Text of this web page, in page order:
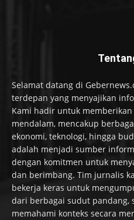
Selamat datang di
terdepan yang menyajikan
Kami hadir untuk
mendalam, mencakup
ekonomi, teknologi, hingga
adalah menjadi sumber
dengan komitmen untuk
dan berimbang. Tim jurnalis
bekerja keras untuk
dari berbagai sudut pandang,
memahami konteks secara